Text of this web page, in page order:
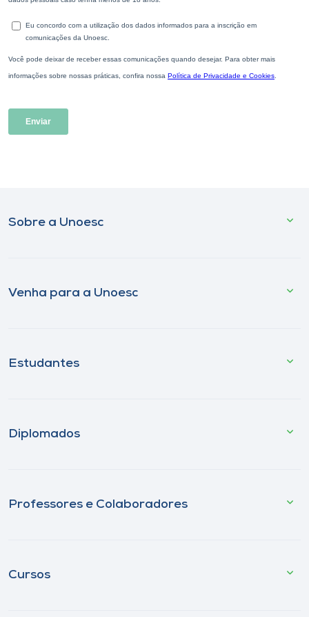
Sobre a Unoesc
Venha para a Unoesc
Estudantes
Diplomados
Professores e Colaboradores
Cursos